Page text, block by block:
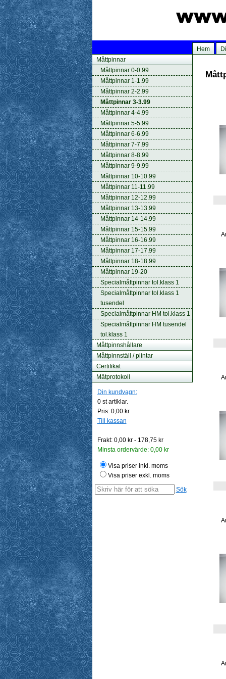
Hem
Måttpinnar
Måttpinnar 0-0.99
Måttpinnar 1-1.99
Måttpinnar 2-2.99
Måttpinnar 3-3.99
Måttpinnar 4-4.99
Måttpinnar 5-5.99
Måttpinnar 6-6.99
Måttpinnar 7-7.99
Måttpinnar 8-8.99
Måttpinnar 9-9.99
Måttpinnar 10-10.99
Måttpinnar 11-11.99
Måttpinnar 12-12.99
Måttpinnar 13-13.99
Måttpinnar 14-14.99
Måttpinnar 15-15.99
Måttpinnar 16-16.99
Måttpinnar 17-17.99
Måttpinnar 18-18.99
Måttpinnar 19-20
Specialmåttpinnar tol.klass 1
Specialmåttpinnar tol.klass 1
tusendel
Specialmåttpinnar HM tol.klass 1
Specialmåttpinnar HM tusendel
tol.klass 1
Måttpinnshållare
Måttpinnställ / plintar
Certifikat
Mätprotokoll
Din kundvagn:
0st artiklar.
Pris: 0,00 kr
Till kassan
Frakt: 0,00 kr - 178,75 kr
Minsta ordervärde: 0,00 kr
Visa priser inkl. moms
Visa priser exkl. moms
Sök